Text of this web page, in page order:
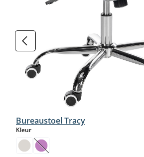
Bureaustoel Tracy
Kleurselect
(Deze optie is momenteel niet